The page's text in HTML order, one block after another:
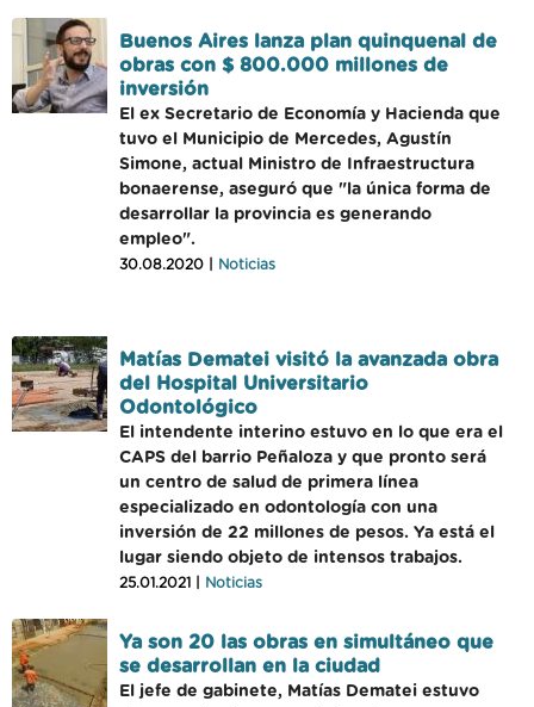
Buenos Aires lanza plan quinquenal de
obras con $ 800.000 millones de
inversión
El ex Secretario de Economía y Hacienda que
tuvo el Municipio de Mercedes, Agustín
Simone, actual Ministro de Infraestructura
bonaerense, aseguró que "la única forma de
desarrollar la provincia es generando
empleo".
30.08.2020 | Noticias
Matías Dematei visitó la avanzada obra
del Hospital Universitario
Odontológico
El intendente interino estuvo en lo que era el
CAPS del barrio Peñaloza y que pronto será
un centro de salud de primera línea
especializado en odontología con una
inversión de 22 millones de pesos. Ya está el
lugar siendo objeto de intensos trabajos.
25.01.2021 | Noticias
Ya son 20 las obras en simultáneo que
se desarrollan en la ciudad
El jefe de gabinete, Matías Dematei estuvo